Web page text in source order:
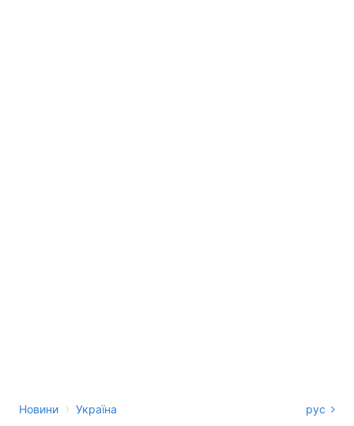
Новини › Україна рус